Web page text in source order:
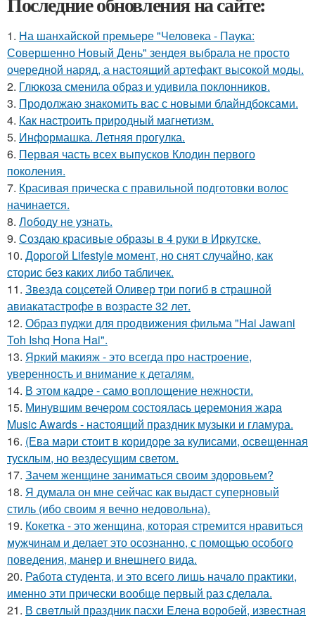
1. На шанхайской премьере "Человека - Паука:
Совершенно Новый День" зендея выбрала не просто
очередной наряд, а настоящий артефакт высокой моды.
2. Глюкоза сменила образ и удивила поклонников.
3. Продолжаю знакомить вас с новыми блайндбоксами.
4. Как настроить природный магнетизм.
5. Информашка. Летняя прогулка.
6. Первая часть всех выпусков Клодин первого
поколения.
7. Красивая прическа с правильной подготовки волос
начинается.
8. Лободу не узнать.
9. Создаю красивые образы в 4 руки в Иркутске.
10. Дорогой Lifestyle момент, но снят случайно, как
сторис без каких либо табличек.
11. Звезда соцсетей Оливер три погиб в страшной
авиакатастрофе в возрасте 32 лет.
12. Образ пуджи для продвижения фильма "Hai Jawani
Toh Ishq Hona Hai".
13. Яркий макияж - это всегда про настроение,
уверенность и внимание к деталям.
14. В этом кадре - само воплощение нежности.
15. Минувшим вечером состоялась церемония жара
Music Awards - настоящий праздник музыки и гламура.
16. (Ева мари стоит в коридоре за кулисами, освещенная
тусклым, но вездесущим светом.
17. Зачем женщине заниматься своим здоровьем?
18. Я думала он мне сейчас как выдаст суперновый
стиль (ибо своим я вечно недовольна).
19. Кокетка - это женщина, которая стремится нравиться
мужчинам и делает это осознанно, с помощью особого
поведения, манер и внешнего вида.
20. Работа студента, и это всего лишь начало практики,
именно эти прически вообще первый раз сделала.
21. В свeтлый праздник пасxи Eлена воробей, известная